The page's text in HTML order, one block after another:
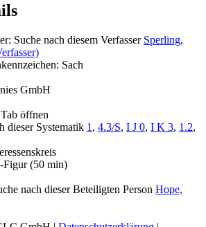
Suche nach diesem Verfasser Sperling,
Sach
GmbH
öffnen
dieser Systematik 1 , 4.3/S, I J 0, I K 3, 1.2,
Figur (50 min)
nach dieser Beteiligten Person Hope,